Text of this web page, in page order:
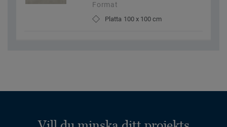
Format
Platta 100 x 100 cm